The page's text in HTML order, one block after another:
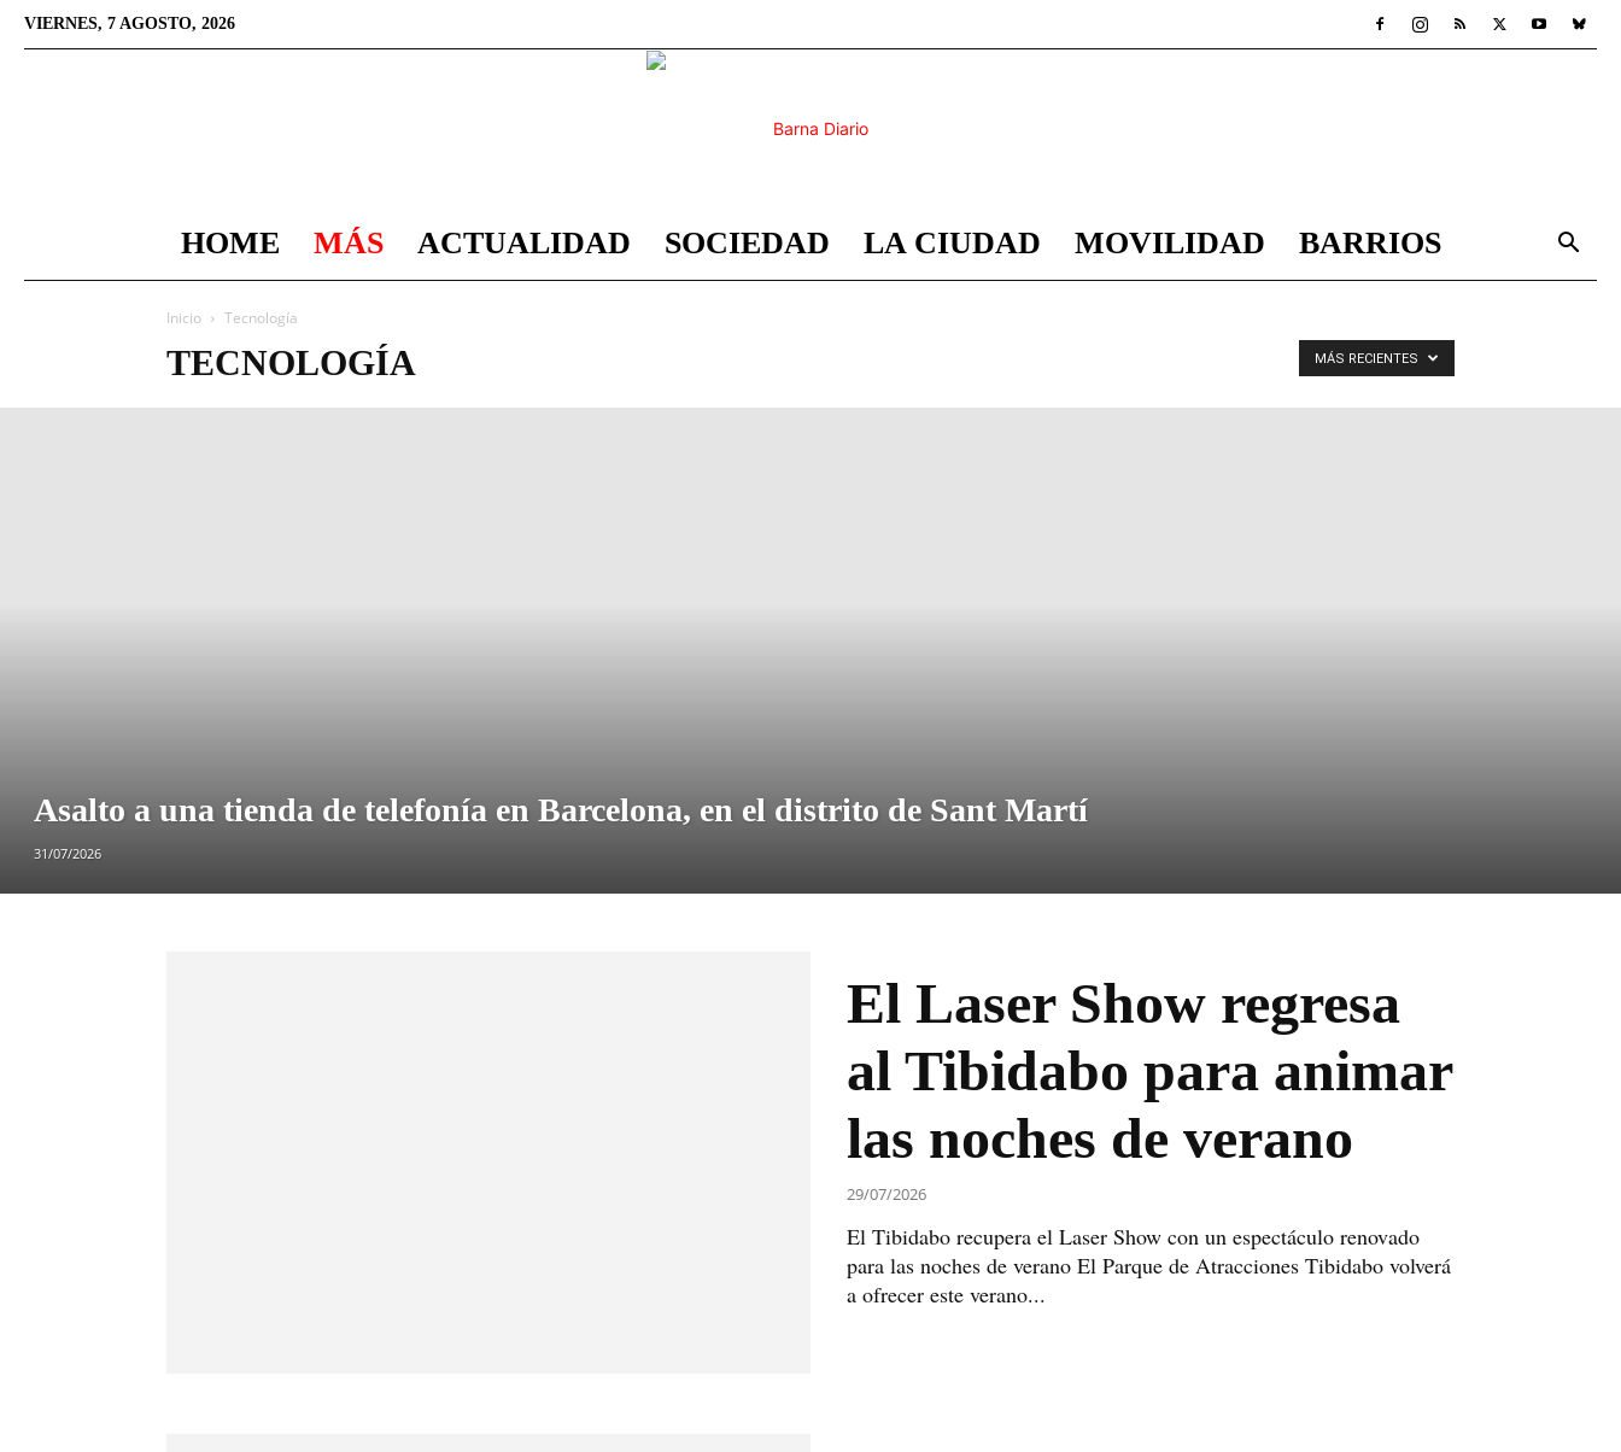
VIERNES, 7 AGOSTO, 2026
Barna
HOME MÁS ACTUALIDAD SOCIEDAD LA CIUDAD MOVILIDAD BARRIOS
Inicio Tecnología
TECNOLOGÍA MÁS RECIENTES
Asalto a una tienda de telefonía en Barcelona, en el distrito de Sant Martí
31/07/2026
El Laser Show regresa
al Tibidabo para animar
las noches de verano
29/07/2026
El Tibidabo recupera el Laser Show con un espectáculo renovado
para las noches de verano El Parque de Atracciones Tibidabo volverá
a ofrecer este verano...